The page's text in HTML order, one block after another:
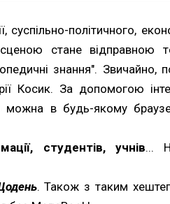
суспільно-політичного,
сценою стане відправною
знання". Звичайно,
Косик. За допомогою
можна в будь-якому
студентів, учнів...
. Також з таким